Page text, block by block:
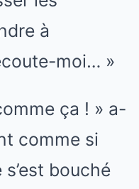
à
moi… »
ça ! » a-
comme si
s’est bouché